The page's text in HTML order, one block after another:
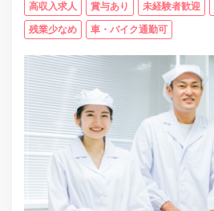
高収入求人 賞与あり 未経験者歓迎
残業少なめ 車・バイク通勤可